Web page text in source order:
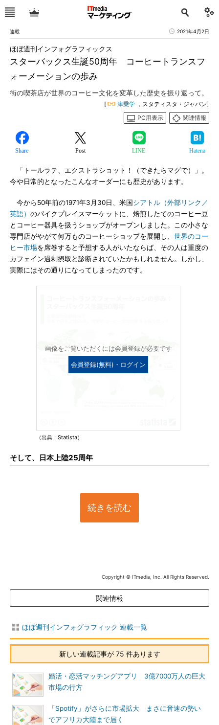
連載 2021年4月2日
スターバックス生誕50周年 コーヒートランスフ
ォーメーションの歩み
ほぼ週刊インフォグラフィックス
街の喫茶店が世界のコーヒー文化を変革した歴史を振り返って。
[ 津乗学 ，スタティスタ・ジャパン]
PC用表示
関連情報
Share Post LINE Hatena
「トールラテ、エクストラショット！（できたらマグで）」。
今や日常的となったこんなオーダーにも歴史があります。
今から50年前の1971年3月30日、米国シアトル（外部リンク／
英語） のパイクプレイスマーケットに、焙煎したてのコーヒー豆
とコーヒー器具を扱うショップがオープンしました。この小さな
専門店がやがて何万ものコーヒーショップを展開し、 世界のコー
ヒー市場を席巻すると予想する人がいたならば、その人は重度の
カフェイン過剰摂取と診断されていたかもしれません。しかし、
実際にはその通りになってしまったのです。
画像をご覧いただくには会員登録が必要です
会員登録(無料)・ログイン
（出典：Statista）
そして、日本上陸25周年
続きを読む
Copyright © ITmedia, Inc. All Rights Reserved.
関連情報
ほぼ週刊インフォグラフィック 連載一覧
新しい連載記事が 75 件あります
婚活・恋活マッチングアプリ 3億7000万人の巨大
市場の行方
「Spotify」がさらに市場拡大 まさに音速の勢い
でアフリカ大陸まで届く